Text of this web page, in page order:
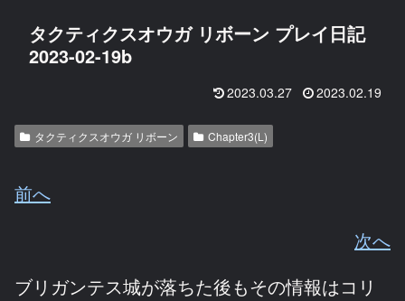
タクティクスオウガ リボーン プレイ日記
2023-02-19b
2023.03.27 2023.02.19
タクティクスオウガ リボーン Chapter3(L)
前へ
次へ
ブリガンテス城が落ちた後もその情報はコリ